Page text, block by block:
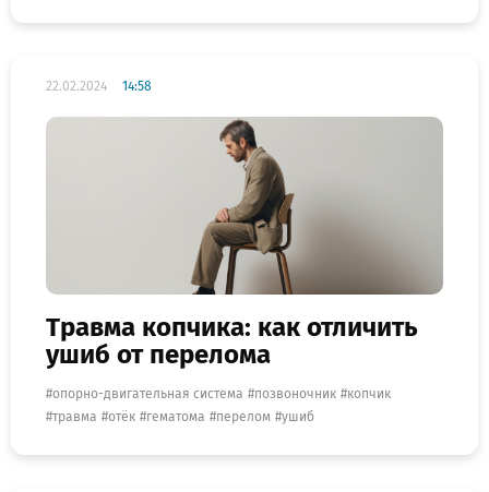
22.02.2024 14:58
Травма копчика: как отличить
ушиб от перелома
опорно-двигательная система позвоночник
копчик
травма
отёк гематома перелом ушиб